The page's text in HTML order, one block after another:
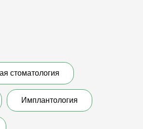
стоматология
Имплантология